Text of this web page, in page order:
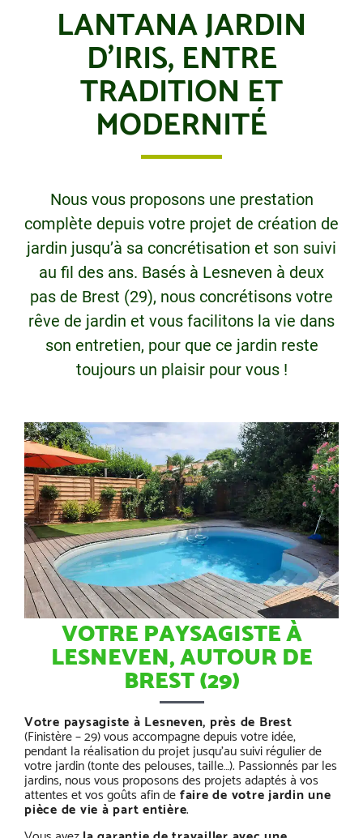
LANTANA JARDIN
D’IRIS, ENTRE
TRADITION ET
MODERNITÉ
Nous vous proposons une prestation
complète depuis votre projet de création de
jardin jusqu’à sa concrétisation et son suivi
au fil des ans. Basés à Lesneven à deux
pas de Brest (29), nous concrétisons votre
rêve de jardin et vous facilitons la vie dans
son entretien, pour que ce jardin reste
toujours un plaisir pour vous !
VOTRE PAYSAGISTE À
LESNEVEN, AUTOUR DE
BREST (29)
Votre paysagiste à Lesneven, près de Brest
(Finistère – 29) vous accompagne depuis votre idée,
pendant la réalisation du projet jusqu’au suivi régulier de
votre jardin (tonte des pelouses, taille…). Passionnés par les
jardins, nous vous proposons des projets adaptés à vos
attentes et vos goûts afin defaire de votre jardin une
pièce de vie à part entière.